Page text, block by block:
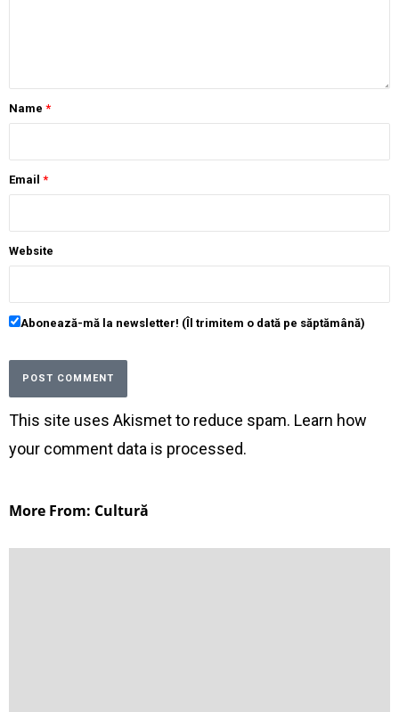
Name *
Email *
Website
Abonează-mă la newsletter! (Îl trimitem o dată pe săptămână)
This site uses Akismet to reduce spam. Learn how
your comment data is processed.
More From: Cultură